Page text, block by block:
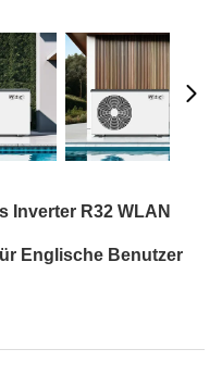
Inverter R32 WLAN
Englische Benutzer